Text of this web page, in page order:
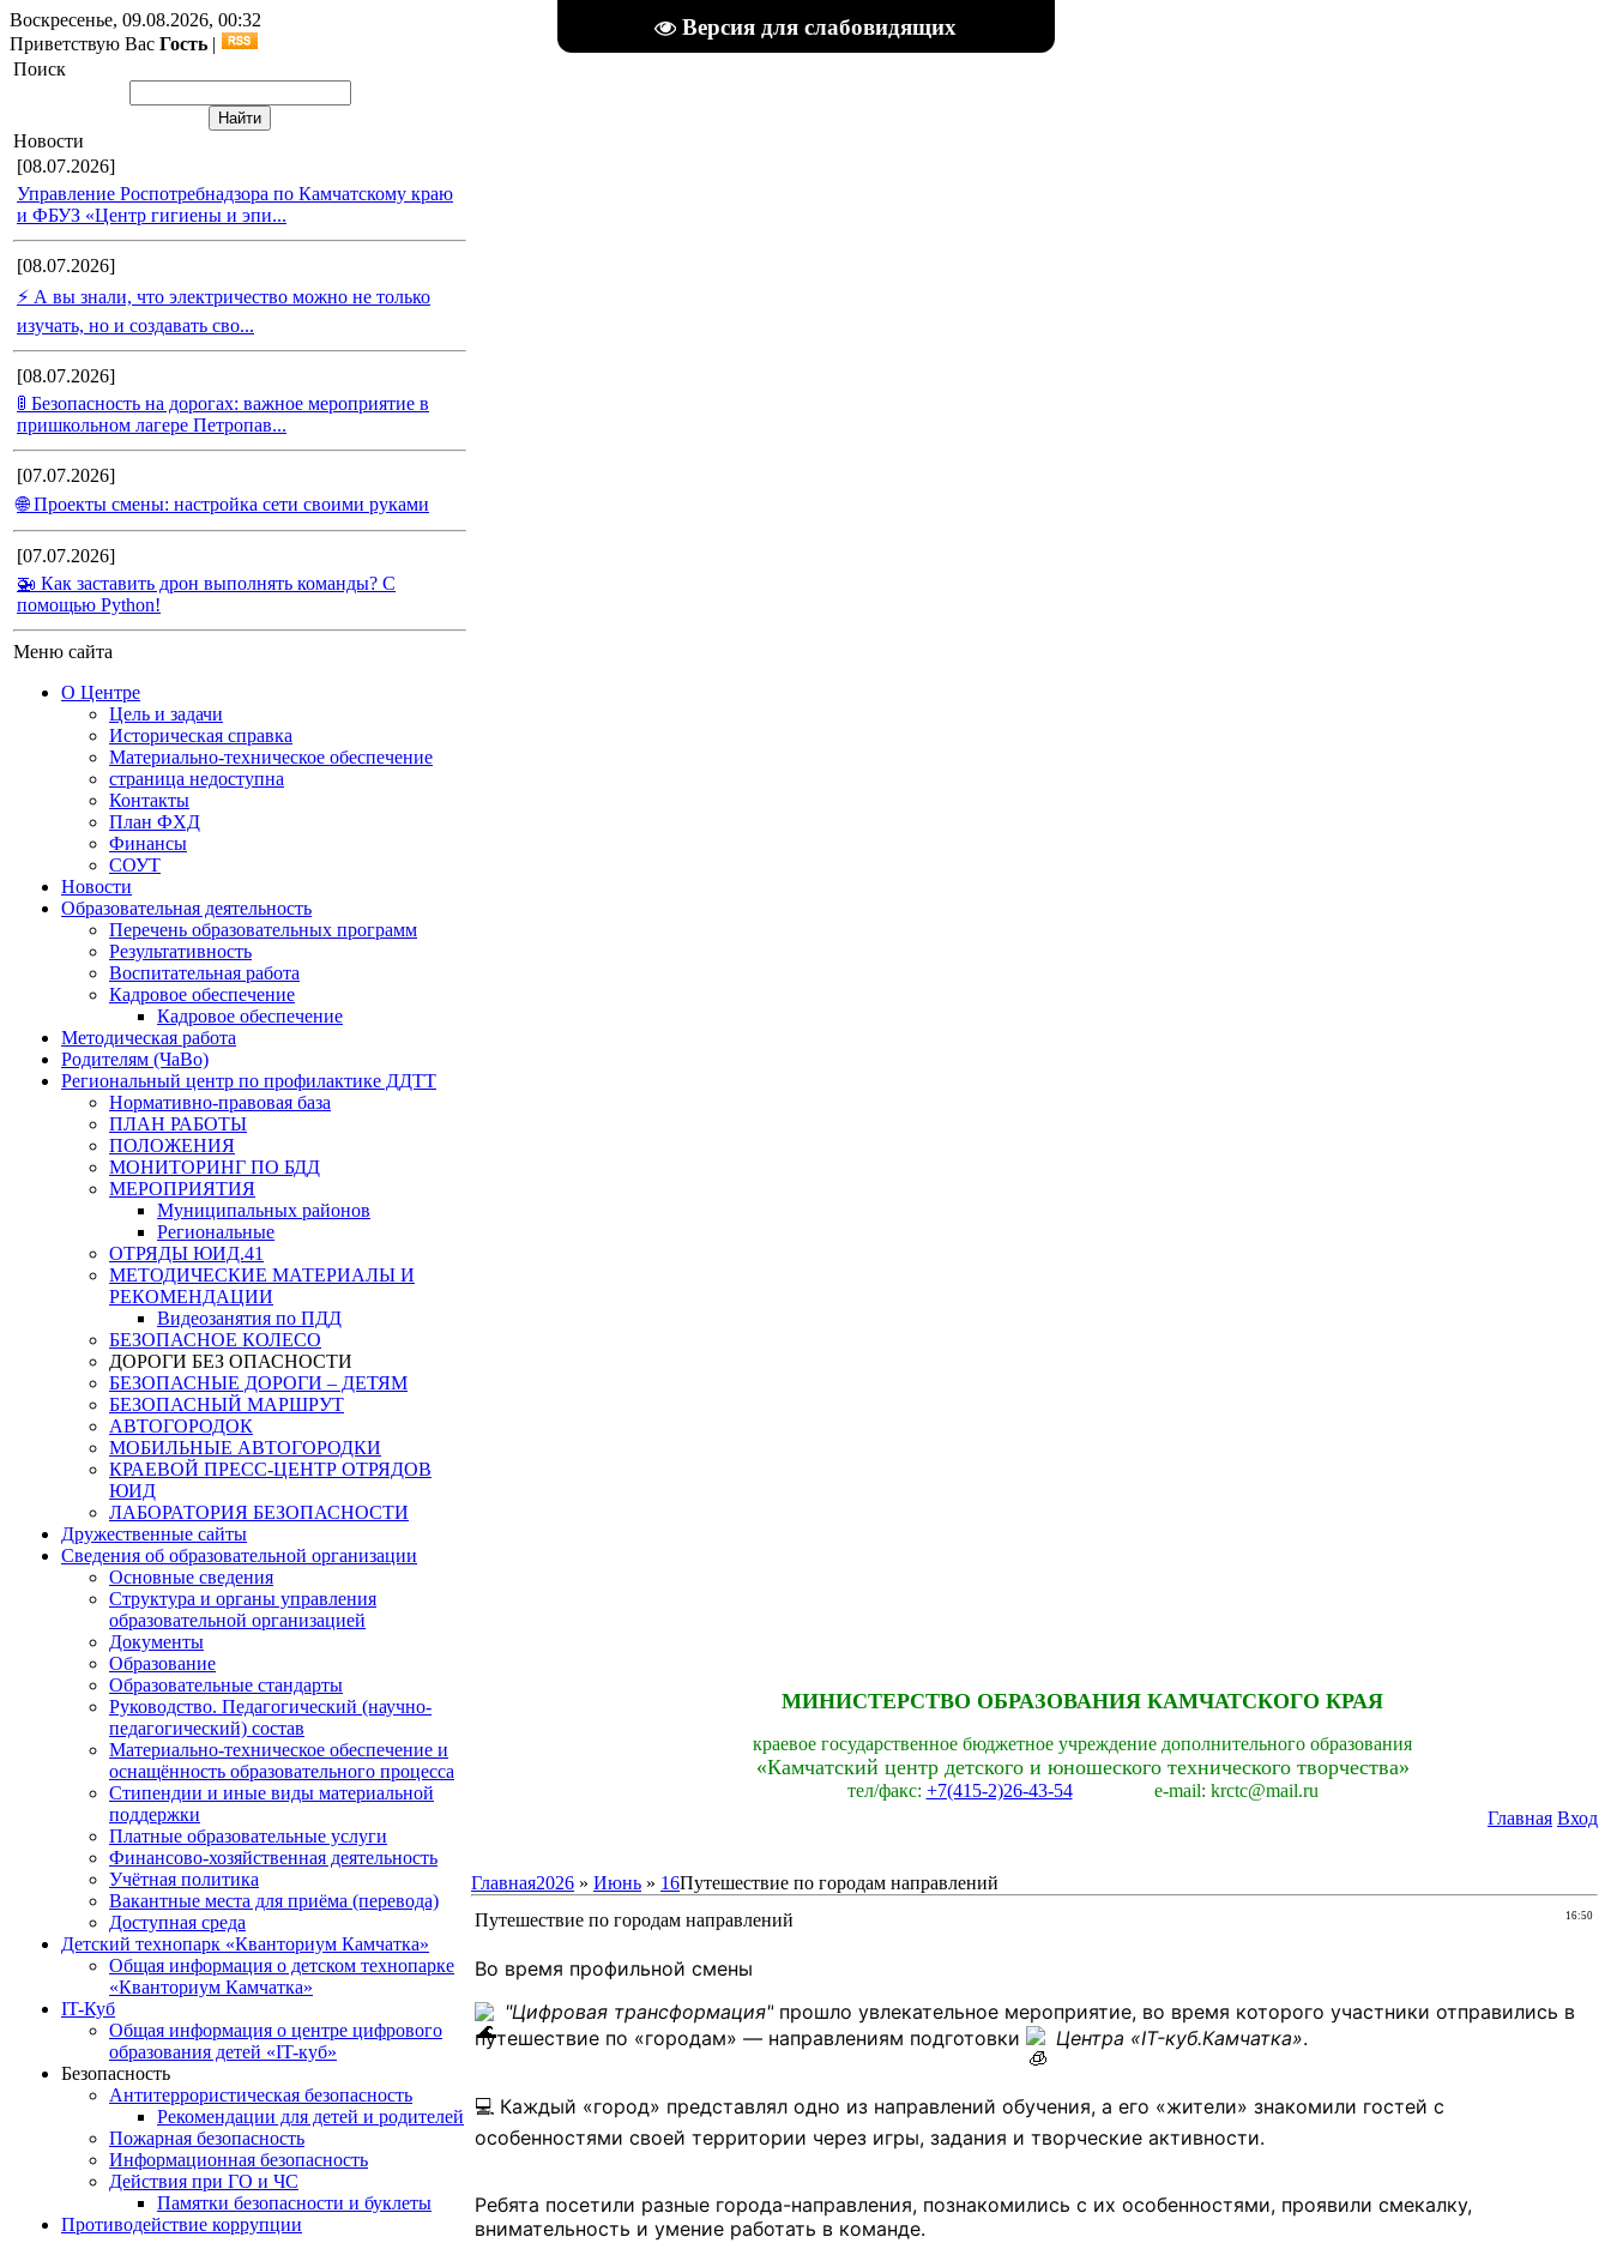
Версия для слабовидящих
Воскресенье, 09.08.2026, 00:32
Приветствую Вас Гость |
Поиск
Новости
[08.07.2026]
Управление Роспотребнадзора по Камчатскому краю
и ФБУЗ «Центр гигиены и эпи...
[08.07.2026]
⚡ А вы знали, что электричество можно не только
изучать, но и создавать сво...
[08.07.2026]
🚦 Безопасность на дорогах: важное мероприятие в
пришкольном лагере Петропав...
[07.07.2026]
🌐 Проекты смены: настройка сети своими руками
[07.07.2026]
🚁 Как заставить дрон выполнять команды? С
помощью Python!
Меню сайта
О Центре
Цель и задачи
Историческая справка
Материально-техническое обеспечение
страница недоступна
Контакты
План ФХД
Финансы
СОУТ
Новости
Образовательная деятельность
Перечень образовательных программ
Результативность
Воспитательная работа
Кадровое обеспечение
Кадровое обеспечение
Методическая работа
Родителям (ЧаВо)
Региональный центр по профилактике ДДТТ
Нормативно-правовая база
ПЛАН РАБОТЫ
ПОЛОЖЕНИЯ
МОНИТОРИНГ ПО БДД
МЕРОПРИЯТИЯ
Муниципальных районов
Региональные
ОТРЯДЫ ЮИД.41
МЕТОДИЧЕСКИЕ МАТЕРИАЛЫ И
РЕКОМЕНДАЦИИ
Видеозанятия по ПДД
БЕЗОПАСНОЕ КОЛЕСО
ДОРОГИ БЕЗ ОПАСНОСТИ
БЕЗОПАСНЫЕ ДОРОГИ – ДЕТЯМ
БЕЗОПАСНЫЙ МАРШРУТ
АВТОГОРОДОК
МОБИЛЬНЫЕ АВТОГОРОДКИ
КРАЕВОЙ ПРЕСС-ЦЕНТР ОТРЯДОВ
ЮИД
ЛАБОРАТОРИЯ БЕЗОПАСНОСТИ
Дружественные сайты
Сведения об образовательной организации
Основные сведения
Структура и органы управления
образовательной организацией
Документы
Образование
Образовательные стандарты
Руководство. Педагогический (научно-
педагогический) состав
Материально-техническое обеспечение и
оснащённость образовательного процесса
Стипендии и иные виды материальной
поддержки
Платные образовательные услуги
Финансово-хозяйственная деятельность
Учётная политика
Вакантные места для приёма (перевода)
Доступная среда
Детский технопарк «Кванториум Камчатка»
Общая информация о детском технопарке
«Кванториум Камчатка»
IT-Куб
Общая информация о центре цифрового
образования детей «IT-куб»
Безопасность
Антитеррористическая безопасность
Рекомендации для детей и родителей
Пожарная безопасность
Информационная безопасность
Действия при ГО и ЧС
Памятки безопасности и буклеты
Противодействие коррупции
МИНИСТЕРСТВО ОБРАЗОВАНИЯ КАМЧАТСКОГО КРАЯ
краевое государственное бюджетное учреждение дополнительного образования
«Камчатский центр детского и юношеского технического творчества»
тел/факс: +7(415-2)26-43-54
e-mail: krctc@mail.ru
Главная Вход
Главная2026 » Июнь » 16Путешествие по городам направлений
16:50
Путешествие по городам направлений
Во время профильной смены
"Цифровая трансформация" прошло увлекательное мероприятие, во время которого участники отправились в
путешествие по «городам» — направлениям подготовки
Центра «IT-куб.Камчатка».
💻 Каждый «город» представлял одно из направлений обучения, а его «жители» знакомили гостей с
особенностями своей территории через игры, задания и творческие активности.
Ребята посетили разные города-направления, познакомились с их особенностями, проявили смекалку,
внимательность и умение работать в команде.